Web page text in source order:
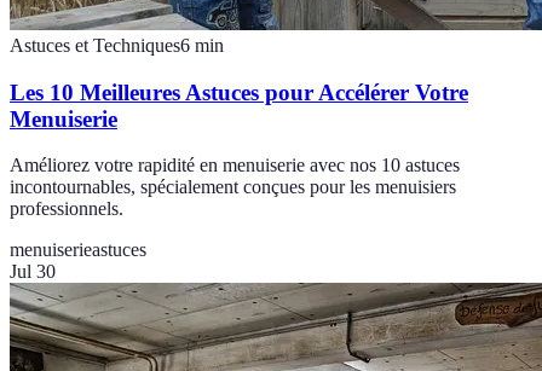
Astuces et Techniques6 min
Les 10 Meilleures Astuces pour Accélérer Votre
Menuiserie
Améliorez votre rapidité en menuiserie avec nos 10 astuces
incontournables, spécialement conçues pour les menuisiers
professionnels.
menuiserieastuces
Jul 30